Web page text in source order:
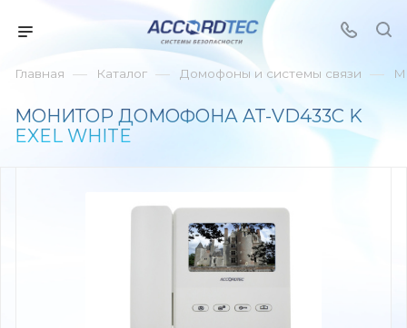
Главная — Каталог — Домофоны и системы связи —
МОНИТОР ДОМОФОНА AT-VD433С K
EXEL WHITE